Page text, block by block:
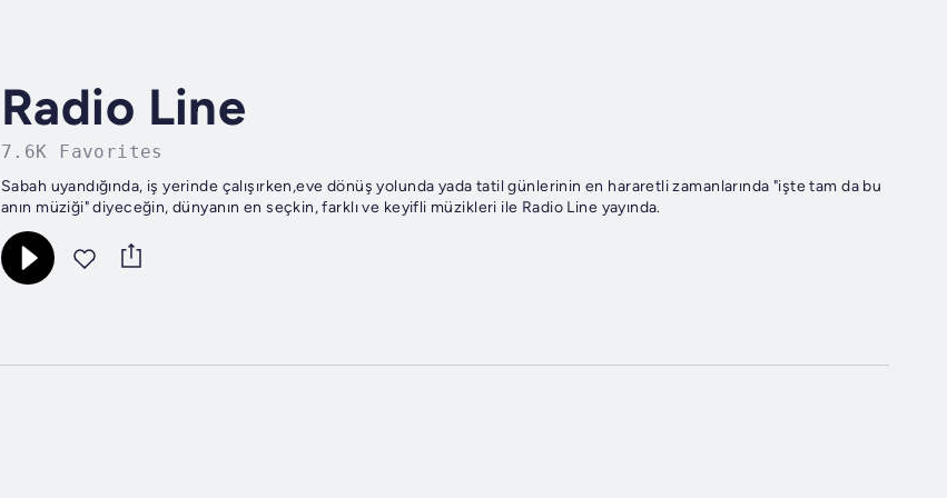
Radio Line
7.6K Favorites
Sabah uyandığında, iş yerinde çalışırken,eve dönüş yolunda yada tatil günlerinin en hararetli zamanlarında "işte tam da bu
anın müziği" diyeceğin, dünyanın en seçkin, farklı ve keyifli müzikleri ile Radio Line yayında.